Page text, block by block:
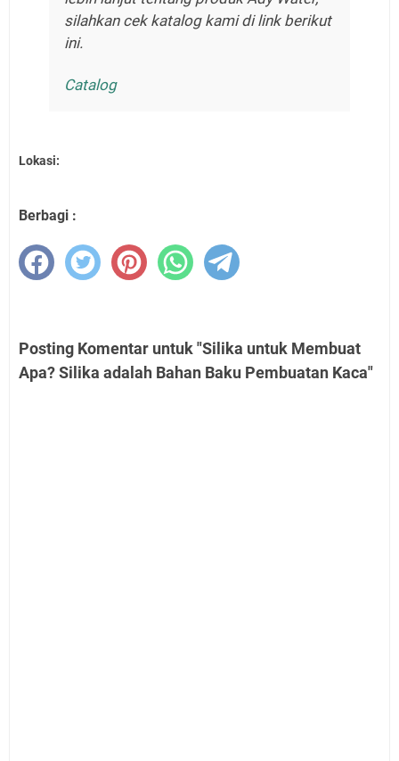
silahkan cek katalog kami di link berikut
ini.
Catalog
Lokasi:
Berbagi :
Posting Komentar untuk "Silika untuk Membuat
Apa? Silika adalah Bahan Baku Pembuatan Kaca"